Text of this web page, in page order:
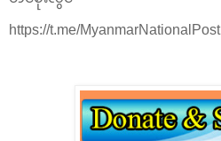
https://t.me/MyanmarNationalPost